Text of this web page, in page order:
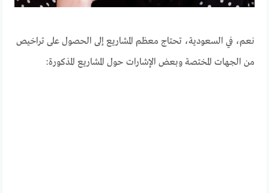
نعم، في السعودية، تحتاج معظم المشاريع إلى الحصول على تراخيص
من الجهات المختصة وبعض الإشارات حول المشاريع المذكورة: